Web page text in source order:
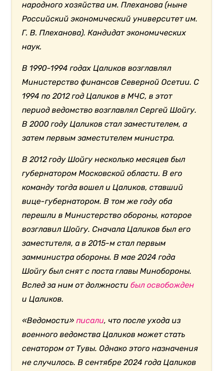
народного хозяйства им. Плеханова (ныне
Российский экономический университет им.
Г. В. Плеханова). Кандидат экономических
наук.
В 1990-1994 годах Цаликов возглавлял
Министерство финансов Северной Осетии.С
1994 по 2012 год Цаликов в МЧС, в этот
период ведомство возглавлял Сергей Шойгу.
В 2000 году Цаликов стал заместителем, а
затем первым заместителем министра.
В 2012 году Шойгу несколько месяцев был
губернатором Московской области. В его
команду тогда вошел и Цаликов, ставший
вице-губернатором. В том же году оба
перешли в Министерство обороны, которое
возглавил Шойгу. Сначала Цаликов был его
заместителя, а в 2015-м стал первым
замминистра обороны. В мае 2024 года
Шойгу был снят с поста главы Минобороны.
Вслед за ним от должностибыл освобожден
и Цаликов.
«Ведомости»писали, что после ухода из
военного ведомства Цаликов может стать
сенатором от Тувы. Однако этого назначения
не случилось. В сентябре 2024 года Цаликов